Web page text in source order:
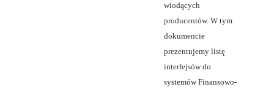
wiodących
producentów. W tym
dokumencie
prezentujemy listę
interfejsów do
systemów Finansowo-